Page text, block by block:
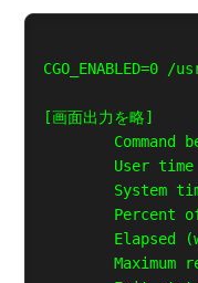
[画面出力を略]
Command
User
System
Percent
Elapsed
Maximum